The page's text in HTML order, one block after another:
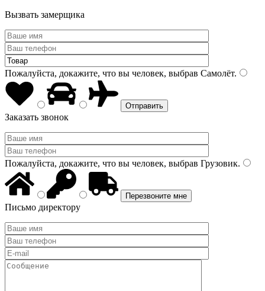
Вызвать замерщика
Пожалуйста, докажите, что вы человек, выбрав Самолёт.
Заказать звонок
Пожалуйста, докажите, что вы человек, выбрав Грузовик.
Письмо директору